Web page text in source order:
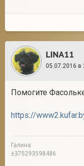
LINA11
05.07.2016 в
Помогите
https://
Галина
±375293598486